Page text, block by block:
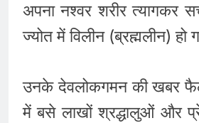
अपना नश्वर शरीर त्यागकर
ज्योत में विलीन (ब्रह्मलीन) हो
उनके देवलोकगमन की खबर
में बसे लाखों श्रद्धालुओं और